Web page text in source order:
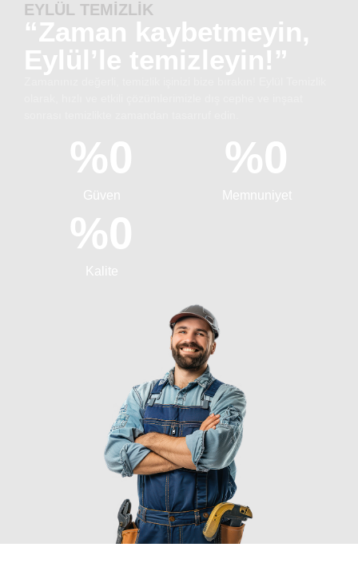
EYLÜL TEMİZLİK
“Zaman kaybetmeyin,
Eylül’le temizleyin!”
Güven
%0
Memnuniyet
%0
Kalite
%0